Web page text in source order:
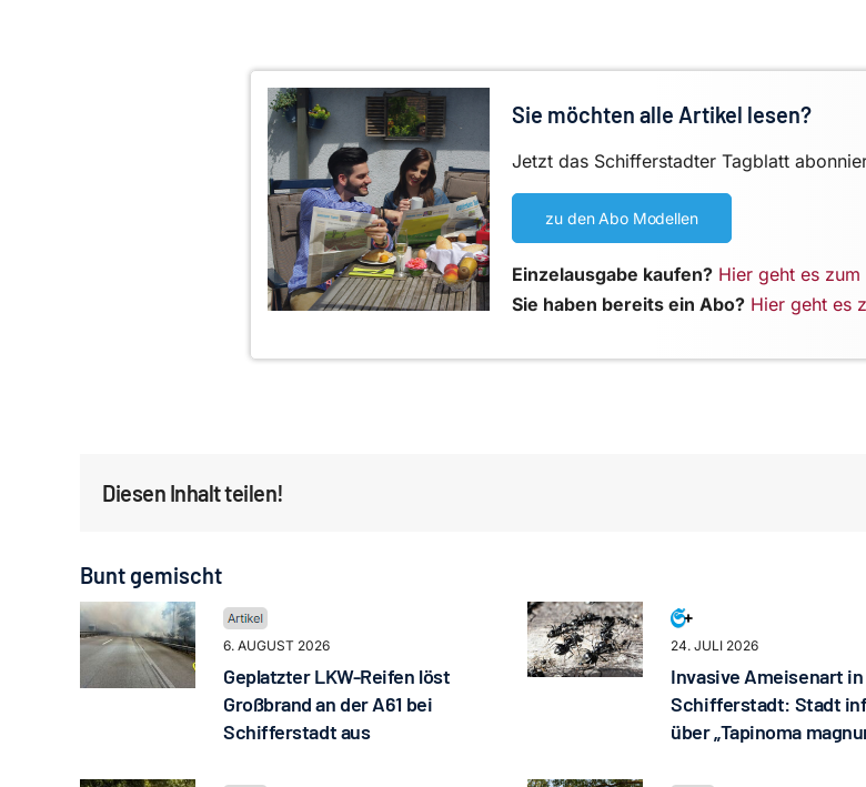
Sie möchten alle Artikel lesen?
Jetzt das Schifferstadter Tagblatt
zu den Abo Modellen
Einzelausgabe kaufen? Hier geht es
Sie haben bereits ein Abo? Hier geht es
Diesen Inhalt teilen!
Bunt gemischt
6. AUGUST 2026
Geplatzter LKW-Reifen löst
Großbrand an der A61 bei
Schifferstadt aus
24. JULI 2026
Invasive Ameisenart in
Schifferstadt: Stadt
über „Tapinoma